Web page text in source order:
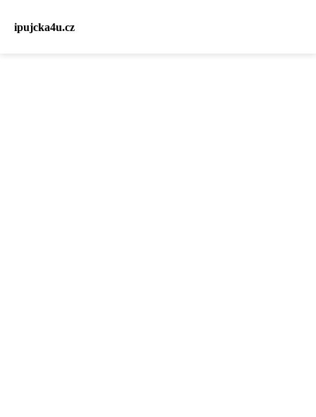
ipujcka4u.cz